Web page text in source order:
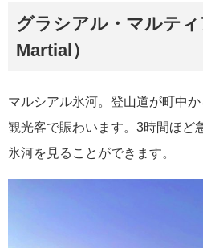
グラシアル・マルテ
Martial）
マルシアル氷河。登山道が町中
観光客で賑わいます。3時間ほど
氷河を見ることができます。